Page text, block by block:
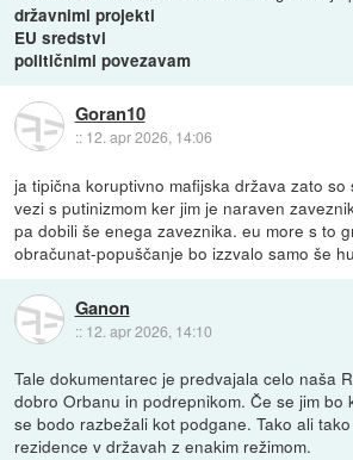
državnimi projekti
EU sredstvi
političnimi povezavam
Goran10
:: 12. apr 2026, 14:06
ja tipična koruptivno mafijska država zato so
vezi s putinizmom ker jim je naraven
pa dobili še enega zaveznika. eu more s to
obračunat-popuščanje bo izzvalo samo še
Ganon
:: 12. apr 2026, 14:10
Tale dokumentarec je predvajala celo naša
dobro Orbanu in podrepnikom. Če se jim bo
se bodo razbežali kot podgane. Tako ali
rezidence v državah z enakim režimom.